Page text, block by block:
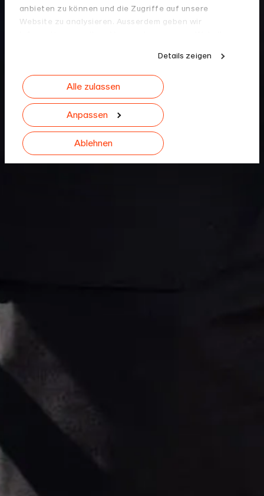
anbieten zu können und die Zugriffe auf unsere
Website zu analysieren. Ausserdem geben wir
Analysen weiter. Unsere Partner führen diese
Informationen möglicherweise mit weiteren Daten
zusammen, die Sie ihnen bereitgestellt haben oder
die sie im Rahmen Ihrer Nutzung der Dienste
gesammelt haben.
Details zeigen
Alle zulassen
Anpassen
Ablehnen